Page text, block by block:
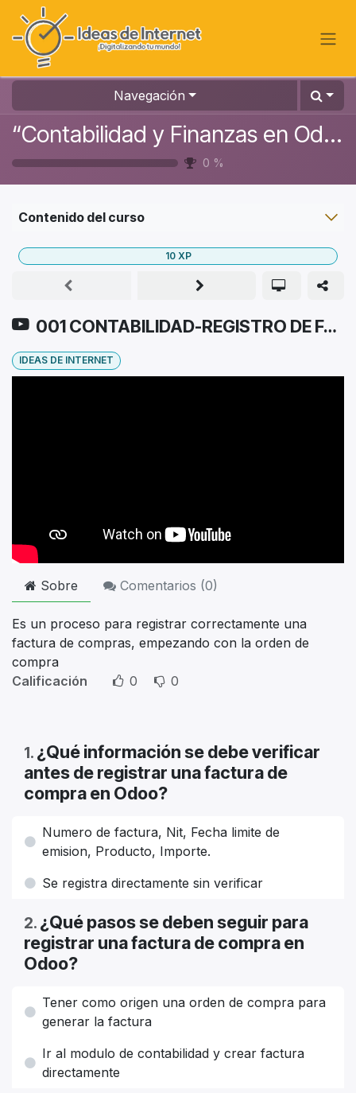
Ir al contenido
Navegación
“Contabilidad y Finanzas en Odoo: Gestión Inteligente de Negocios”
0 %
Contenido del curso
001 CONTABILIDAD-REGISTRO DE FACTURAS DE COMPRAS
10 XP
IDEAS DE INTERNET
Sobre Comentarios (0)
Es un proceso para registrar correctamente una
factura de compras, empezando con la orden de
compra
Calificación
0 0
1. ¿Qué información se debe verificar
antes de registrar una factura de
compra en Odoo?
Numero de factura, Nit, Fecha limite de
emision, Producto, Importe.
Se registra directamente sin verificar
2. ¿Qué pasos se deben seguir para
registrar una factura de compra en
Odoo?
Tener como origen una orden de compra para
generar la factura
Ir al modulo de contabilidad y crear factura
directamente